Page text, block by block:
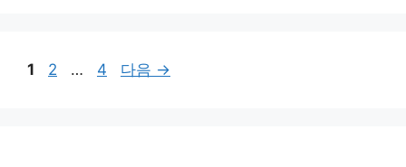
페
1
페
2 …
페
4 다음 →